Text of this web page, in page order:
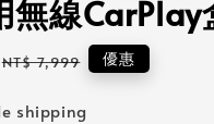
無線CarPlay
Regular
NT$ 7,999 優惠
shipping